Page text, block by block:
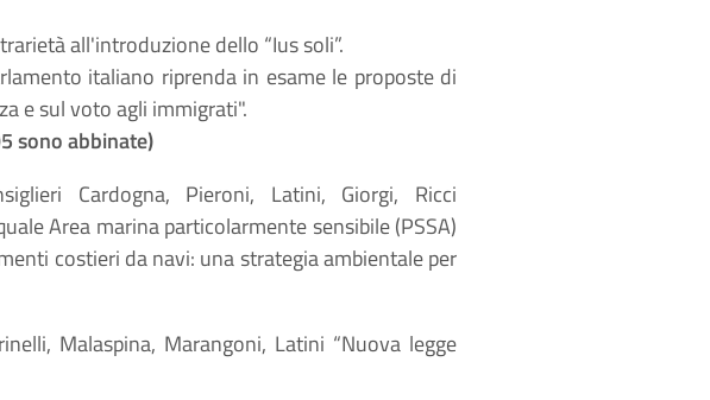
all'introduzione dello “Ius soli”.
italiano riprenda in esame le proposte di
e sul voto agli immigrati".
sono abbinate)
Cardogna, Pieroni, Latini, Giorgi, Ricci
Area marina particolarmente sensibile (PSSA)
costieri da navi: una strategia ambientale per
Malaspina, Marangoni, Latini “Nuova legge